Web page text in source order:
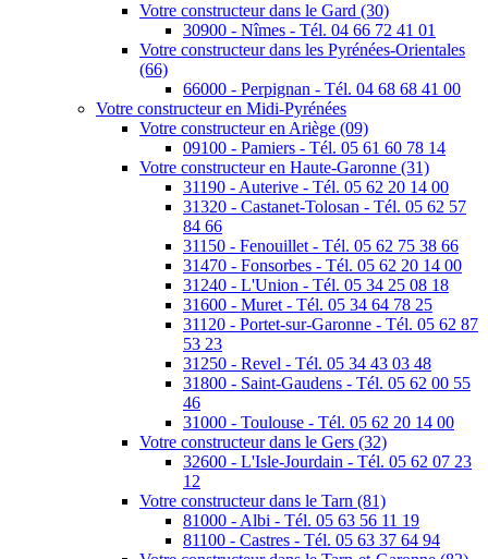
Votre constructeur dans le Gard (30)
30900 - Nîmes - Tél. 04 66 72 41 01
Votre constructeur dans les Pyrénées-Orientales
(66)
66000 - Perpignan - Tél. 04 68 68 41 00
Votre constructeur en Midi-Pyrénées
Votre constructeur en Ariège (09)
09100 - Pamiers - Tél. 05 61 60 78 14
Votre constructeur en Haute-Garonne (31)
31190 - Auterive - Tél. 05 62 20 14 00
31320 - Castanet-Tolosan - Tél. 05 62 57
84 66
31150 - Fenouillet - Tél. 05 62 75 38 66
31470 - Fonsorbes - Tél. 05 62 20 14 00
31240 - L'Union - Tél. 05 34 25 08 18
31600 - Muret - Tél. 05 34 64 78 25
31120 - Portet-sur-Garonne - Tél. 05 62 87
53 23
31250 - Revel - Tél. 05 34 43 03 48
31800 - Saint-Gaudens - Tél. 05 62 00 55
46
31000 - Toulouse - Tél. 05 62 20 14 00
Votre constructeur dans le Gers (32)
32600 - L'Isle-Jourdain - Tél. 05 62 07 23
12
Votre constructeur dans le Tarn (81)
81000 - Albi - Tél. 05 63 56 11 19
81100 - Castres - Tél. 05 63 37 64 94